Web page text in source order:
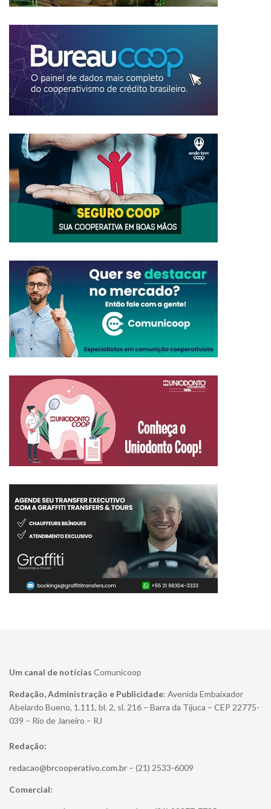
Um canal de notícias Comunicoop
Redação, Administração e Publicidade: Avenida Embaixador
Abelardo Bueno, 1.111, bl. 2, sl. 216 – Barra da Tijuca – CEP 22775-
039 – Rio de Janeiro – RJ
Redação:
redacao@brcooperativo.com.br – (21) 2533-6009
Comercial: